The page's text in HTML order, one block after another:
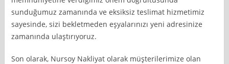
sunduğumuz zamanında ve eksiksiz teslimat hizmetimiz
sayesinde, sizi bekletmeden eşyalarınızı yeni adresinize
zamanında ulaştırıyoruz.
Son olarak, Nursoy Nakliyat olarak müşterilerimize olan